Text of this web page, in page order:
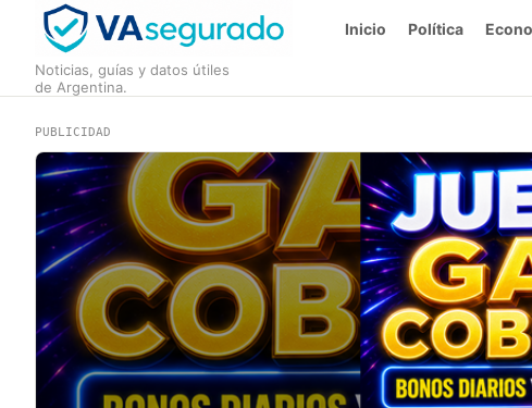
Noticias, guías y datos útiles
de Argentina.
Inicio Política
PUBLICIDAD